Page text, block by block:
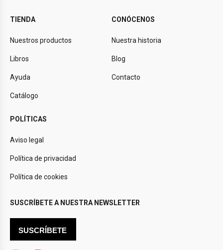
TIENDA
Nuestros productos
Libros
Ayuda
Catálogo
CONÓCENOS
Nuestra historia
Blog
Contacto
POLÍTICAS
Aviso legal
Política de privacidad
Política de cookies
SUSCRÍBETE A NUESTRA NEWSLETTER
SUSCRÍBETE